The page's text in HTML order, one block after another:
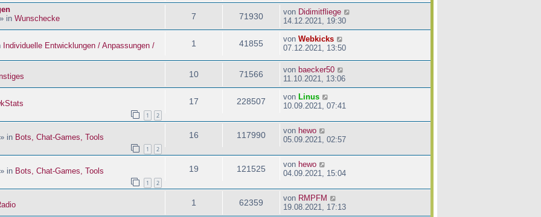
in Wunschecke 7 71930 von Didimitfliege
14.12.2021, 19:30
Individuelle Entwicklungen / Anpassungen /
1 41855 von Webkicks
07.12.2021, 13:50
10 71566 von baecker50
11.10.2021, 13:06
1 2
17 228507 von Linus
10.09.2021, 07:41
in Bots, Chat-Games, Tools
1 2
16 117990 von hewo
05.09.2021, 02:57
in Bots, Chat-Games, Tools
1 2
19 121525 von hewo
04.09.2021, 15:04
1 62359 von RMPFM
19.08.2021, 17:13